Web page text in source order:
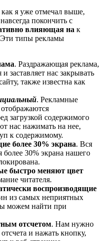
я уже отмечал выше,
покончить с
влияющая на к
Эти типы рекламы
. Раздражающая реклама,
заставляет нас закрывать
также известна как
. Рекламные
загрузкой содержимого
нас нажимать на нее,
к содержимому.
более 30% экрана. Вся
30% экрана нашего
быстро меняют цвет
читателя.
воспроизводящие
из самых неприятных
можем найти при
отсчетом. Нам нужно
и нажать кнопку,